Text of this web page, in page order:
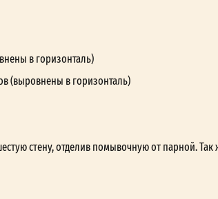
в горизонталь)
(выровнены в горизонталь)
стену, отделив помывочную от парной. Так